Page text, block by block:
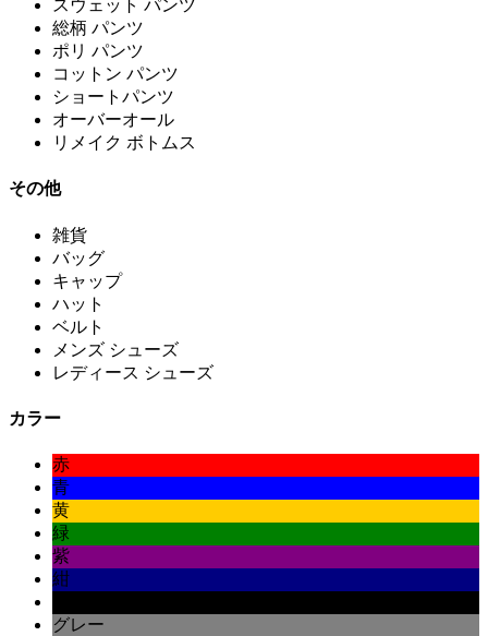
スウェット パンツ
総柄 パンツ
ポリ パンツ
コットン パンツ
ショートパンツ
オーバーオール
リメイク ボトムス
その他
雑貨
バッグ
キャップ
ハット
ベルト
メンズ シューズ
レディース シューズ
カラー
赤
青
黄
緑
紫
紺
グレー